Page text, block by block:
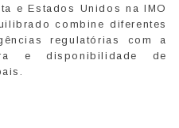
e Estados Unidos na IMO
combine diferentes
regulatórias com a
e disponibilidade de